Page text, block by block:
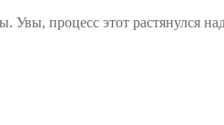
Увы, процесс этот растянулся